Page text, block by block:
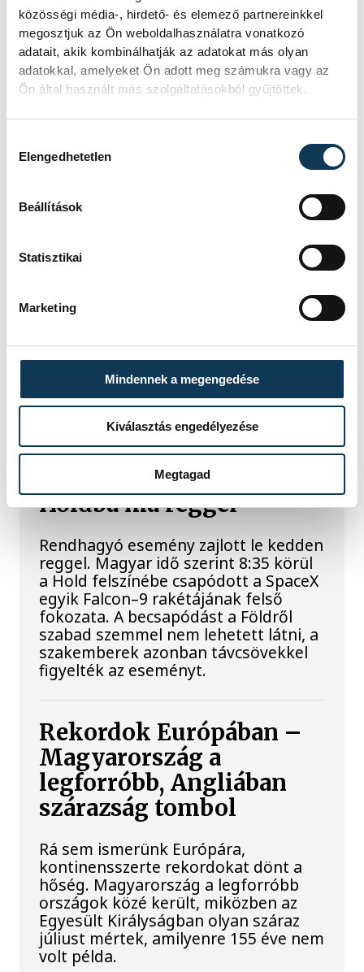
közösségi média-, hirdető- és elemező partnereinkkel
megosztjuk az Ön weboldalhasználatra vonatkozó
adatait, akik kombinálhatják az adatokat más olyan
adatokkal, amelyeket Ön adott meg számukra vagy az
Ön által használt más szolgáltatásokból gyűjtöttek.
Elengedhetetlen
Beállítások
Statisztikai
Marketing
Mindennek a megengedése
Kiválasztás engedélyezése
Megtagad
Mártha Imre, az MVM Zrt. egykori
vezérigazgatója ATV-n Rónai Egonnak
adott interjújában vázolta fel a Paksi
Atomerőmű előtt álló példátlan
technológiai kihívásokat. A
szakember, aki korábban éveken át
fejlesztésekért és a paksi blokkok
működéséért, arra figyelmeztet: az
amelyre eredetileg nem tervezték.
A Tisza-frakció
jövő kedden legyen az
államfőválasztás
A Tisza-frakció kezdeményezte, hogy
a parlament jövő kedden válassza
meg az új köztársasági elnököt.
Valami óriási csapódott a
Holdba ma reggel
Rendhagyó esemény zajlott le kedden
reggel. Magyar idő szerint 8:35 körül
a Hold felszínébe csapódott a SpaceX
egyik Falcon–9 rakétájának felső
fokozata. A becsapódást a Földről
szabad szemmel nem lehetett látni, a
szakemberek azonban távcsövekkel
figyelték az eseményt.
Rekordok Európában –
Magyarország a
legforróbb, Angliában
szárazság tombol
Rá sem ismerünk Európára,
kontinensszerte rekordokat dönt a
hőség. Magyarország a legforróbb
országok közé került, miközben az
Egyesült Királyságban olyan száraz
júliust mértek, amilyenre 155 éve nem
volt példa.